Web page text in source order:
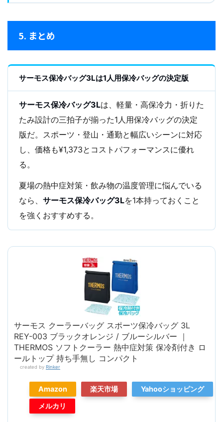
5. まとめ
サーモス保冷バッグ3Lは1人用保冷バッグの決定版
サーモス保冷バッグ3Lは、軽量・高保冷力・折りた
たみ設計の三拍子が揃った1人用保冷バッグの決定
版だ。スポーツ・登山・通勤と幅広いシーンに対応
し、価格も¥1,373とコストパフォーマンスに優れ
る。
夏場の熱中症対策・飲み物の温度管理に悩んでいる
なら、 サーモス保冷バッグ3Lを1本持っておくこと
を強くおすすめする。
サーモス クーラーバッグ スポーツ保冷バッグ 3L
REY-003 ブラックオレンジ / ブルーシルバー ｜
THERMOS ソフトクーラー 熱中症対策 保冷剤付き ロ
ールトップ 持ち手無し コンパクト
created by Rinker
Amazon 楽天市場
Yahooショッピング
メルカリ